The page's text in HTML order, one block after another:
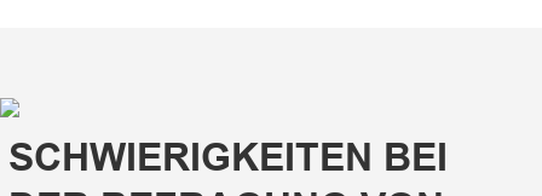
SCHWIERIGKEITEN BEI